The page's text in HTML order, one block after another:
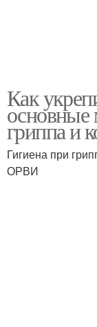
Как
гриппа и
Гигиена при
ОРВИ